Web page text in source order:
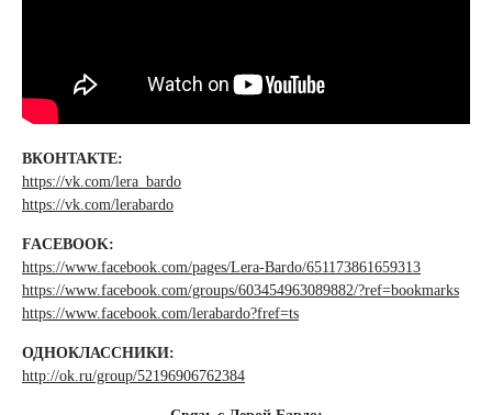
ВКОНТАКТЕ:
https://vk.com/lera_bardo
https://vk.com/lerabardo
FACEBOOK:
https://www.facebook.com/pages/Lera-Bardo/651173861659313
https://www.facebook.com/groups/603454963089882/?ref=bookmarks
https://www.facebook.com/lerabardo?fref=ts
ОДНОКЛАССНИКИ:
http://ok.ru/group/52196906762384